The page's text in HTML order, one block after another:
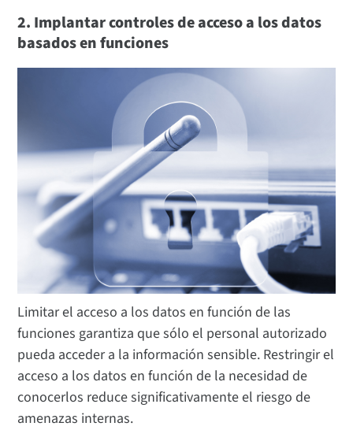
2. Implantar controles de acceso a los datos
basados en funciones
Limitar el acceso a los datos en función de las
funciones garantiza que sólo el personal autorizado
pueda acceder a la información sensible. Restringir el
acceso a los datos en función de la necesidad de
conocerlos reduce significativamente el riesgo de
amenazas internas.